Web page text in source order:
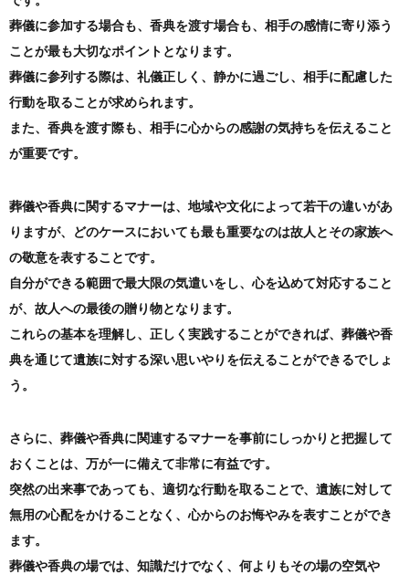
葬儀に参加する場合も、香典を渡す場合も、相手の感情に寄り添う
ことが最も大切なポイントとなります。
葬儀に参列する際は、礼儀正しく、静かに過ごし、相手に配慮した
行動を取ることが求められます。
また、香典を渡す際も、相手に心からの感謝の気持ちを伝えること
が重要です。
葬儀や香典に関するマナーは、地域や文化によって若干の違いがあ
りますが、どのケースにおいても最も重要なのは故人とその家族へ
の敬意を表することです。
自分ができる範囲で最大限の気遣いをし、心を込めて対応すること
が、故人への最後の贈り物となります。
これらの基本を理解し、正しく実践することができれば、葬儀や香
典を通じて遺族に対する深い思いやりを伝えることができるでしょ
う。
さらに、葬儀や香典に関連するマナーを事前にしっかりと把握して
おくことは、万が一に備えて非常に有益です。
突然の出来事であっても、適切な行動を取ることで、遺族に対して
無用の心配をかけることなく、心からのお悔やみを表すことができ
ます。
葬儀や香典の場では、知識だけでなく、何よりもその場の空気や